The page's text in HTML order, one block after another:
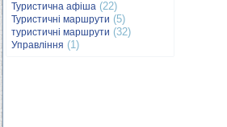
Туристична афіша (22)
Туристичні маршрути (5)
туристичні маршрути (32)
Управління (1)